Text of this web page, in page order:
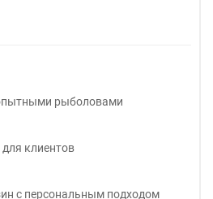
рыболовами
клиентов
с персональным подходом